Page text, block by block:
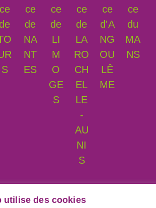
utilise des cookies
ce
de
S
ce
de
NA
NT
ES
ce
de
LI
M
O
GE
S
ce
de
LA
RO
CH
EL
LE
-
AU
NI
S
ce
d'A
NG
OU
LÊ
ME
ce
du
MA
NS